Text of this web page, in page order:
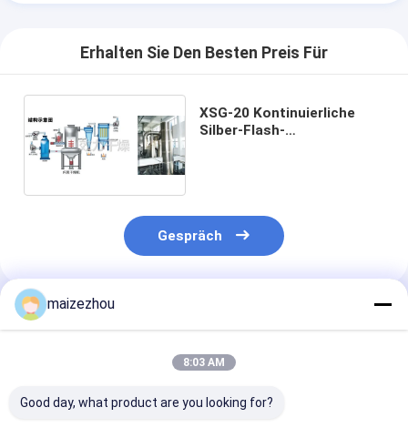
Erhalten Sie Den Besten Preis Für
XSG-20 Kontinuierliche
Silber-Flash-
Gespräch
Empfohlene Produkte
maizezhou
8:03 AM
Good day, what product are you looking for?